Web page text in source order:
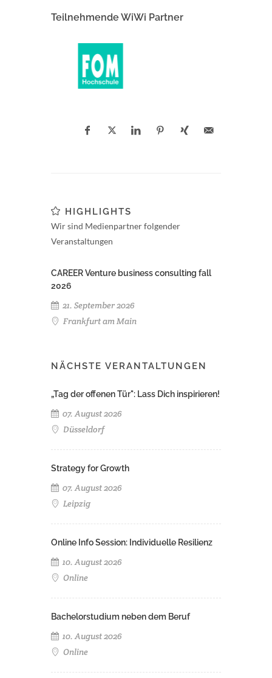
Teilnehmende WiWi Partner
HIGHLIGHTS
Wir sind Medienpartner folgender
Veranstaltungen
CAREER Venture business consulting fall
2026
21. September 2026
Frankfurt am Main
NÄCHSTE VERANTALTUNGEN
„Tag der offenen Tür": Lass Dich inspirieren!
07. August 2026
Düsseldorf
Strategy for Growth
07. August 2026
Leipzig
Online Info Session: Individuelle Resilienz
10. August 2026
Online
Bachelorstudium neben dem Beruf
10. August 2026
Online